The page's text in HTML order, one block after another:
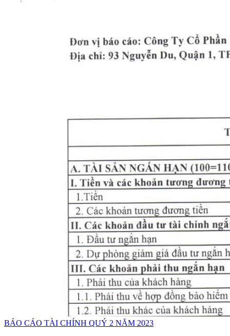
BÁO CÁO TÀI CHÍNH QUÝ 2 NĂM 2023